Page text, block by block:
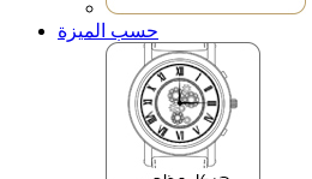
حسب الميزة